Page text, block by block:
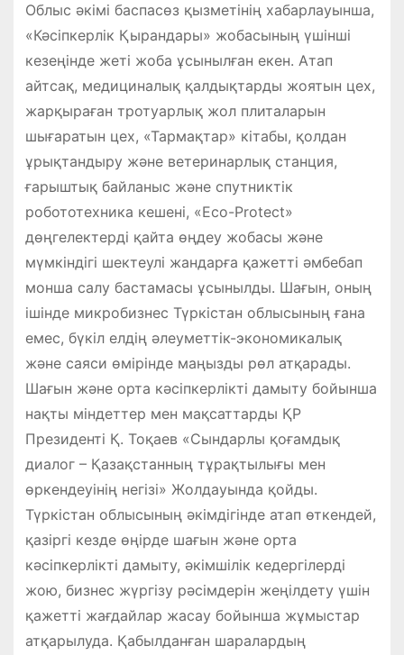
Облыс әкімі баспасөз қызметінің хабарлауынша,
«Кәсіпкерлік Қырандары» жобасының үшінші
кезеңінде жеті жоба ұсынылған екен. Атап
айтсақ, медициналық қалдықтарды жоятын цех,
жарқыраған тротуарлық жол плиталарын
шығаратын цех, «Тармақтар» кітабы, қолдан
ұрықтандыру және ветеринарлық станция,
ғарыштық байланыс және спутниктік
робототехника кешені, «Eco-Protect»
дөңгелектерді қайта өңдеу жобасы және
мүмкіндігі шектеулі жандарға қажетті әмбебап
монша салу бастамасы ұсынылды. Шағын, оның
ішінде микробизнес Түркістан облысының ғана
емес, бүкіл елдің әлеуметтік-экономикалық
және саяси өмірінде маңызды рөл атқарады.
Шағын және орта кәсіпкерлікті дамыту бойынша
нақты міндеттер мен мақсаттарды ҚР
Президенті Қ. Тоқаев «Сындарлы қоғамдық
диалог – Қазақстанның тұрақтылығы мен
өркендеуінің негізі» Жолдауында қойды.
Түркістан облысының әкімдігінде атап өткендей,
қазіргі кезде өңірде шағын және орта
кәсіпкерлікті дамыту, әкімшілік кедергілерді
жою, бизнес жүргізу рәсімдерін жеңілдету үшін
қажетті жағдайлар жасау бойынша жұмыстар
атқарылуда. Қабылданған шаралардың